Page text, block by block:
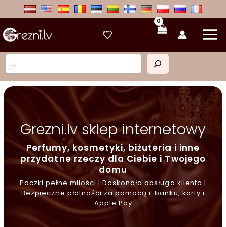
Szukaj
Grezni.lv sklep internetowy
Perfumy, kosmetyki, biżuteria i inne
przydatne rzeczy dla Ciebie i Twojego
domu
Paczki pełne miłości | Doskonała obsługa klienta |
Bezpieczne płatności za pomocą i-banku, karty i
Apple Pay